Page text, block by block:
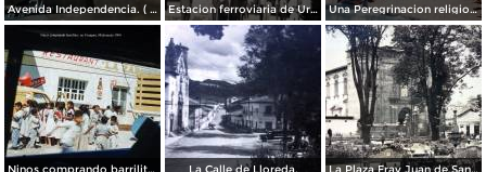
Avenida Independencia. ( Circulada el 21 de Julio de 1955 ). Estacion ferroviaria de Uruapan Michoacán ( Circulada el 24 de Mayo de 1930 ). Una Peregrinacion religiosa alrededores de Uruapan, Michoacán 1960
Ninos comprando barrilitos en Uruapan, Michoacán 1960. La Calle de Lloreda. La Plaza Fray Juan de San Miguel.